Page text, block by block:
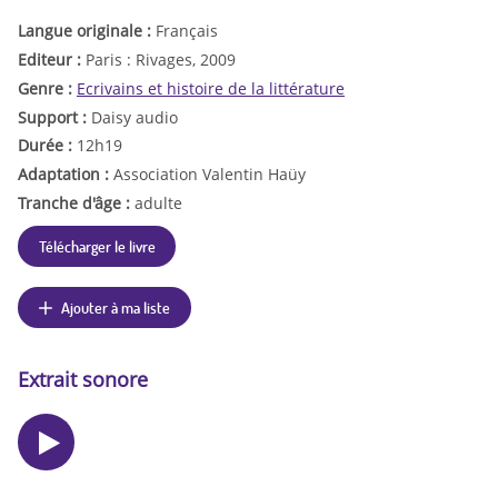
Langue originale : Français
Editeur : Paris : Rivages, 2009
Genre : Ecrivains et histoire de la littérature
Support : Daisy audio
Durée : 12h19
Adaptation : Association Valentin Haüy
Tranche d'âge : adulte
Télécharger le livre
Ajouter à ma liste
Extrait sonore